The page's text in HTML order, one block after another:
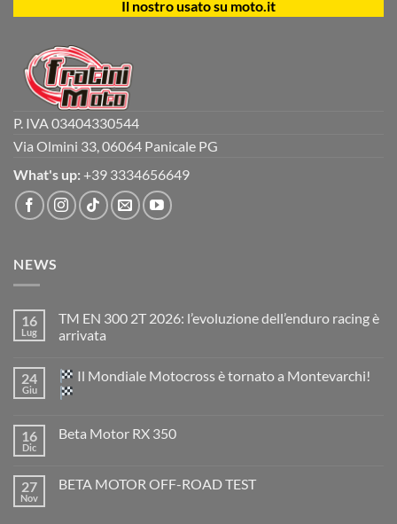
Il nostro usato su moto.it
P. IVA 03404330544
Via Olmini 33, 06064 Panicale PG
What's up: +39 3334656649
NEWS
16
Lug
TM EN 300 2T 2026: l’evoluzione dell’enduro racing è
arrivata
su
TM
EN
2026:
è
arrivata
24
Giu
Il Mondiale Motocross è tornato a Montevarchi!
su
Motocross
è
16
Dic
Beta Motor RX 350
Beta
27
Nov
BETA MOTOR OFF-ROAD TEST